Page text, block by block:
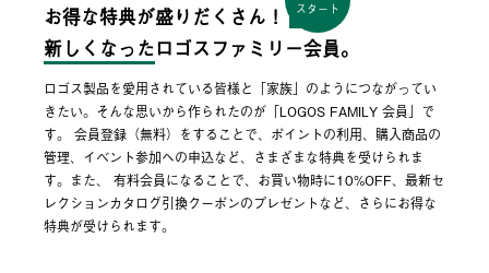
お得な特典が盛りだくさん！
スタート
新しくなった ロゴスファミリー会員。
ロゴス製品を愛用されている皆様と「家族」のようにつながってい
きたい。そんな思いから作られたのが「LOGOS FAMILY 会員」で
す。 会員登録（無料）をすることで、ポイントの利用、購入商品の
管理、イベント参加への申込など、さまざまな特典を受けられま
す。また、 有料会員になることで、お買い物時に10%OFF、最新セ
レクションカタログ引換クーポンのプレゼントなど、さらにお得な
特典が受けられます。